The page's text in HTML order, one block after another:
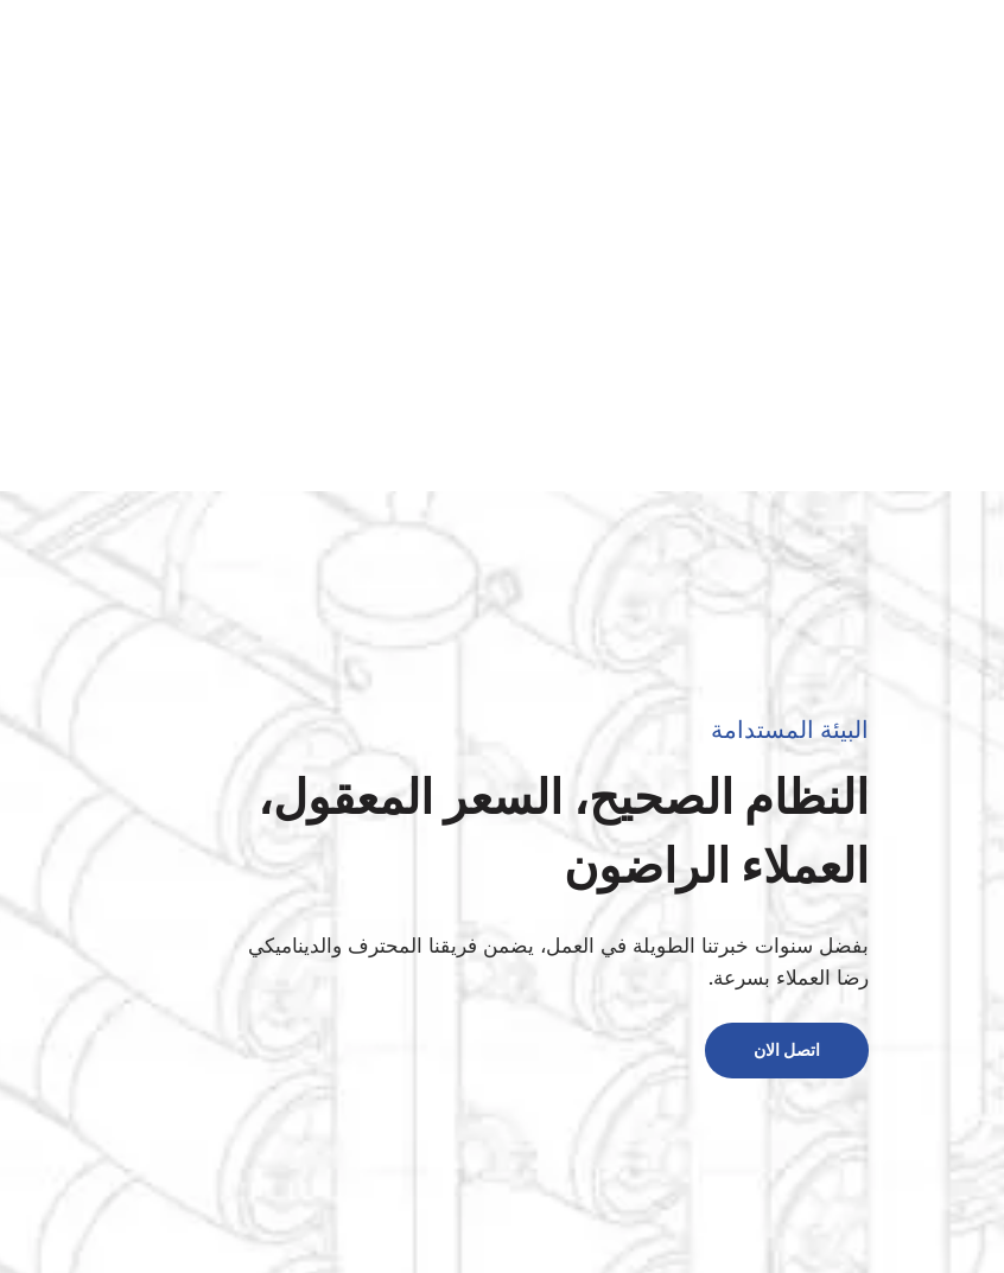
البيئة المستدامة
النظام الصحيح، السعر المعقول،
العملاء الراضون
بفضل سنوات خبرتنا الطويلة في العمل، يضمن فريقنا المحترف والديناميكي
رضا العملاء بسرعة.
اتصل الان